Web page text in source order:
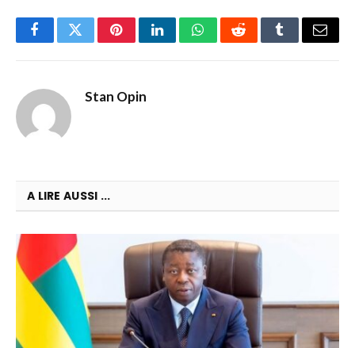
FacebookTwitterPinterestLinkedInWhatsAppRedditTumblrEmail
Stan Opin
A LIRE AUSSI ...